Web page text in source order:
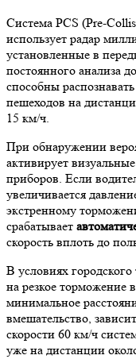
Система PCS (Pre-
использует радар
установленные в
постоянного анализа
способны
пешеходов на
15 км/ч.
При обнаружении
активирует
приборов. Если
увеличивается
экстренному
срабатывает
скорость вплоть до
В условиях
на резкое торможение
минимальное
вмешательство,
скорости 60 км/ч
уже на дистанции